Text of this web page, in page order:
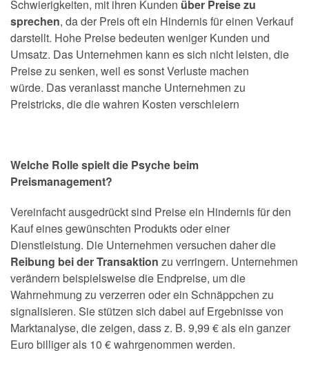
Schwierigkeiten, mit ihren Kunden über Preise zu
sprechen, da der Preis oft ein Hindernis für einen Verkauf
darstellt. Hohe Preise bedeuten weniger Kunden und
Umsatz. Das Unternehmen kann es sich nicht leisten, die
Preise zu senken, weil es sonst Verluste machen
würde. Das veranlasst manche Unternehmen zu
Preistricks, die die wahren Kosten verschleiern
Welche Rolle spielt die Psyche beim
Preismanagement?
Vereinfacht ausgedrückt sind Preise ein Hindernis für den
Kauf eines gewünschten Produkts oder einer
Dienstleistung. Die Unternehmen versuchen daher die
Reibung bei der Transaktion zu verringern. Unternehmen
verändern beispielsweise die Endpreise, um die
Wahrnehmung zu verzerren oder ein Schnäppchen zu
signalisieren. Sie stützen sich dabei auf Ergebnisse von
Marktanalyse, die zeigen, dass z. B. 9,99 € als ein ganzer
Euro billiger als 10 € wahrgenommen werden.